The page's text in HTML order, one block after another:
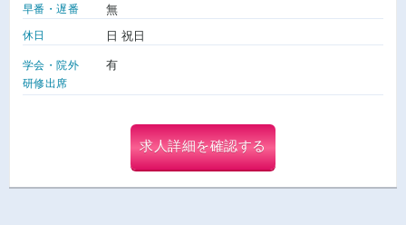
早番・遅番 無
休日 日 祝日
学会・院外
研修出席
有
求人詳細を確認する